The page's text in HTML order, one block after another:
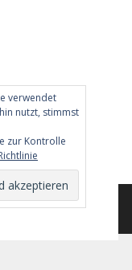
verwendet
nutzt, stimmst
zur Kontrolle